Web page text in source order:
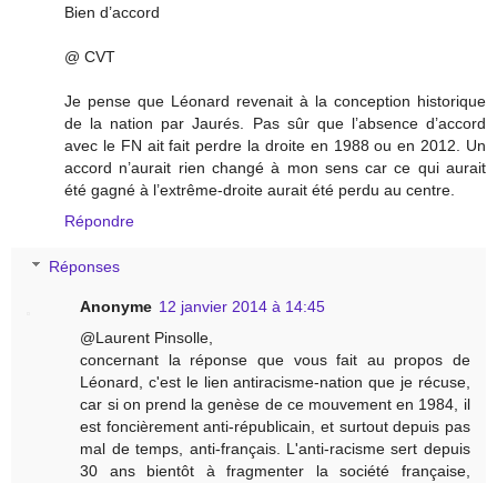
Bien d’accord
@ CVT
Je pense que Léonard revenait à la conception historique
de la nation par Jaurés. Pas sûr que l’absence d’accord
avec le FN ait fait perdre la droite en 1988 ou en 2012. Un
accord n’aurait rien changé à mon sens car ce qui aurait
été gagné à l’extrême-droite aurait été perdu au centre.
Répondre
Réponses
Anonyme 12 janvier 2014 à 14:45
@Laurent Pinsolle,
concernant la réponse que vous fait au propos de
Léonard, c'est le lien antiracisme-nation que je récuse,
car si on prend la genèse de ce mouvement en 1984, il
est foncièrement anti-républicain, et surtout depuis pas
mal de temps, anti-français. L'anti-racisme sert depuis
30 ans bientôt à fragmenter la société française,